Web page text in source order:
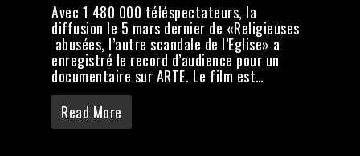
Avec 1 480 000 téléspectateurs, la
diffusion le 5 mars dernier de «Religieuses
abusées, l’autre scandale de l’Eglise» a
enregistré le record d’audience pour un
documentaire sur ARTE. Le film est…
Read More